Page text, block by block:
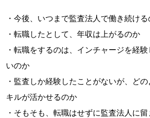
・今後、いつまで監査法人で働き続け
・転職したとして、年収は上がるのか
・転職をするのは、インチャージを経
いのか
・監査しか経験したことがないが、ど
キルが活かせるのか
・そもそも、転職はせずに監査法人に